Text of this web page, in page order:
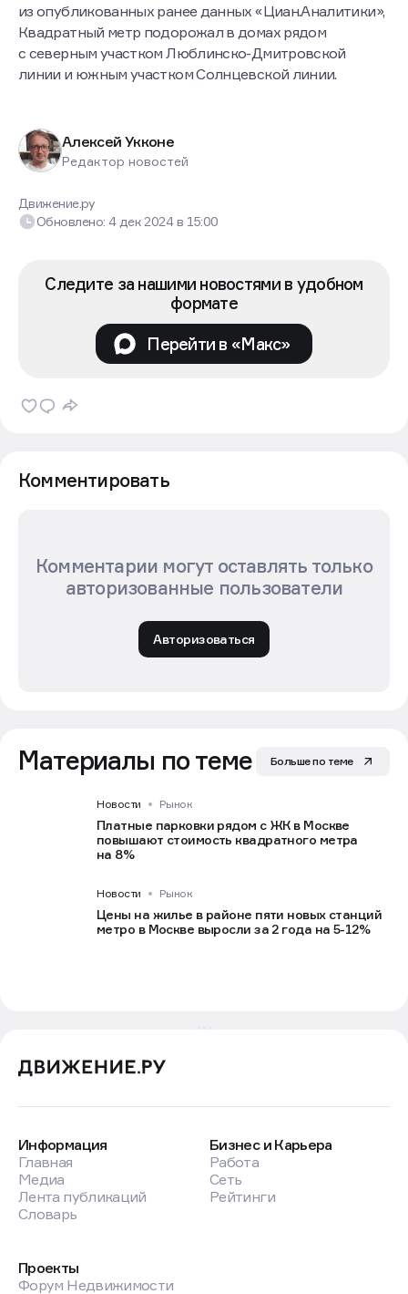
из опубликованных ранее данных «Циан.Аналитики»,
Квадратный метр подорожал в домах рядом
с северным участком Люблинско-Дмитровской
линии и южным участком Солнцевской линии.
Алексей Укконе
Редактор новостей
Движение.ру
Обновлено: 4 дек 2024в 15:00
Следите за нашими новостями в удобном
формате
Перейти в «Макс»
Комментировать
Комментарии могут оставлять только
авторизованные пользователи
Авторизоваться
Материалы по теме Больше по теме
Новости Рынок
Платные парковки рядом с ЖК в Москве
повышают стоимость квадратного метра
на 8%
Новости Рынок
Цены на жилье в районе пяти новых станций
метро в Москве выросли за 2 года на 5-12%
Информация
Главная
Медиа
Лента публикаций
Словарь
Бизнес и Карьера
Работа
Сеть
Рейтинги
Проекты
Форум Недвижимости